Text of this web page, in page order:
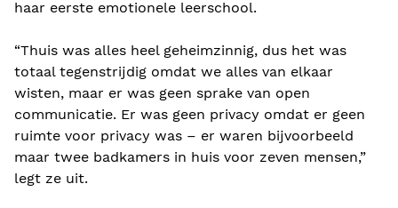
haar eerste emotionele leerschool.
“Thuis was alles heel geheimzinnig, dus het was
totaal tegenstrijdig omdat we alles van elkaar
wisten, maar er was geen sprake van open
communicatie. Er was geen privacy omdat er geen
ruimte voor privacy was – er waren bijvoorbeeld
maar twee badkamers in huis voor zeven mensen,”
legt ze uit.